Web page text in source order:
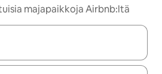
majapaikkoja Airbnb:ltä
navigoi ylös- ja alas-